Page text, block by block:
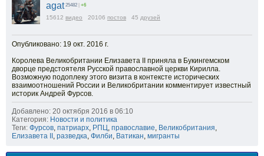
agat 25482 +6
15612 видео 20106 постов 45 друзей
Опубликовано: 19 окт. 2016 г.
Королева Великобритании Елизавета II приняла в Букингемском
дворце предстоятеля Русской православной церкви Кирилла.
Возможную подоплеку этого визита в контексте исторических
взаимоотношений России и Великобритании комментирует известный
историк Андрей Фурсов.
Добавлено: 20 октября 2016 в 06:10
Категория: Новости и политика
Теги: Фурсов, патриарх, РПЦ, православие, Великобритания,
Елизавета II , разведка, Филби, Ватикан, мигранты